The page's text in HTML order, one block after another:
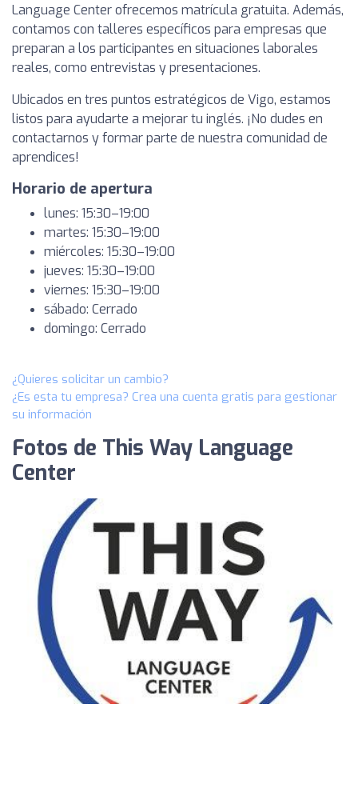
Language Center ofrecemos matrícula gratuita. Además,
contamos con talleres específicos para empresas que
preparan a los participantes en situaciones laborales
reales, como entrevistas y presentaciones.
Ubicados en tres puntos estratégicos de Vigo, estamos
listos para ayudarte a mejorar tu inglés. ¡No dudes en
contactarnos y formar parte de nuestra comunidad de
aprendices!
Horario de apertura
lunes: 15:30–19:00
martes: 15:30–19:00
miércoles: 15:30–19:00
jueves: 15:30–19:00
viernes: 15:30–19:00
sábado: Cerrado
domingo: Cerrado
¿Quieres solicitar un cambio?
¿Es esta tu empresa? Crea una cuenta gratis para gestionar
su información
Fotos de This Way Language
Center